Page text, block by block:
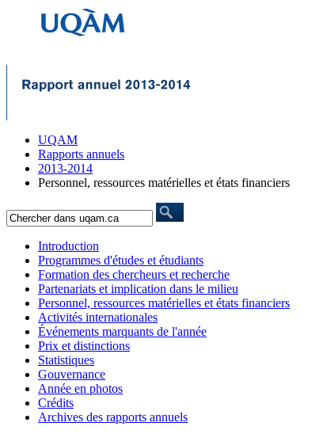
UQAM
Rapports annuels
2013-2014
Personnel, ressources matérielles et états financiers
Introduction
Programmes d'études et étudiants
Formation des chercheurs et recherche
Partenariats et implication dans le milieu
Personnel, ressources matérielles et états financiers
Activités internationales
Événements marquants de l'année
Prix et distinctions
Statistiques
Gouvernance
Année en photos
Crédits
Archives des rapports annuels